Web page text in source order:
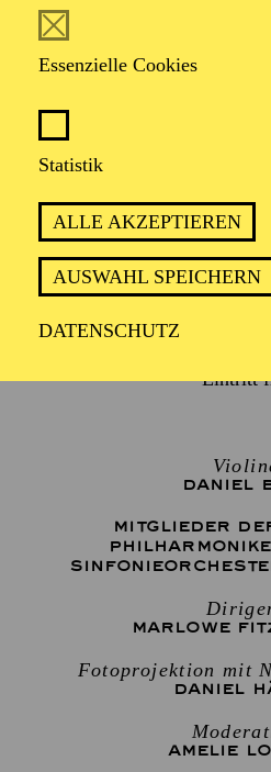
Essenzielle Cookies
Statistik
ALLE AKZEPTIEREN
AUSWAHL SPEICHERN
DATENSCHUTZ
Mario Castelnuovo-
Veranstalter: Stiftung
Umweltschutzinitiative
Eintritt
DANIEL
MITGLIEDER
MARLOWE
Fotoprojektion mit
DANIEL
AMELIE